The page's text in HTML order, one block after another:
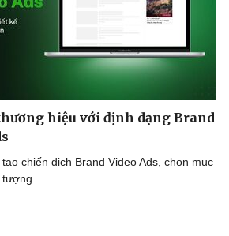
Công nghệ
Tin Công nghệ
Trải nghiệm
hiệu với định dạng Brand
chiến dịch Brand Video Ads, chọn mục